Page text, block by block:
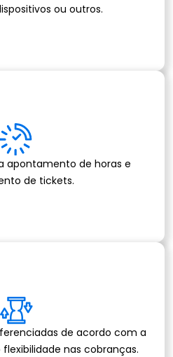
ou outros.
apontamento de horas e
de tickets.
de acordo com a
nas cobranças.